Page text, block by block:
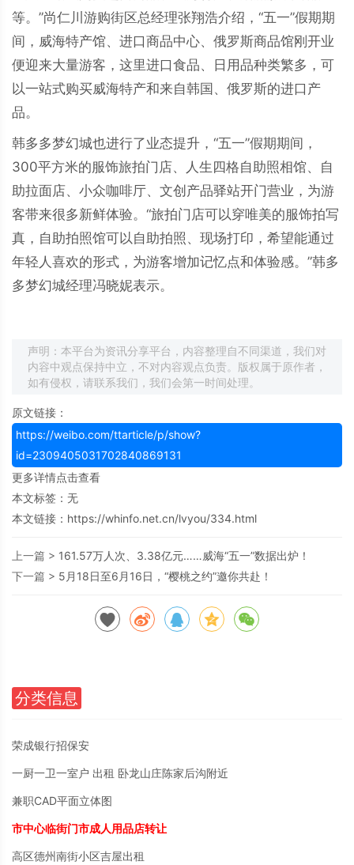
等。”尚仁川游购街区总经理张翔浩介绍，“五一”假期期
间，威海特产馆、进口商品中心、俄罗斯商品馆刚开业
便迎来大量游客，这里进口食品、日用品种类繁多，可
以一站式购买威海特产和来自韩国、俄罗斯的进口产
品。
韩多多梦幻城也进行了业态提升，“五一”假期期间，
300平方米的服饰旅拍门店、人生四格自助照相馆、自
助拉面店、小众咖啡厅、文创产品驿站开门营业，为游
客带来很多新鲜体验。“旅拍门店可以穿唯美的服饰拍写
真，自助拍照馆可以自助拍照、现场打印，希望能通过
年轻人喜欢的形式，为游客增加记忆点和体验感。”韩多
多梦幻城经理冯晓妮表示。
声明：本平台为资讯分享平台，内容整理自不同渠道，我们对
内容中观点保持中立，不对内容观点负责。版权属于原作者，
如有侵权，请联系我们，我们会第一时间处理。
原文链接：
https://weibo.com/ttarticle/p/show?
id=2309405031702840869131
更多详情点击查看
本文标签：无
本文链接： https://whinfo.net.cn/lvyou/334.html
上一篇 > 161.57万人次、3.38亿元……威海“五一”数据出炉！
下一篇 > 5月18日至6月16日，“樱桃之约”邀你共赴！
分类信息
荣成银行招保安
一厨一卫一室户 出租 卧龙山庄陈家后沟附近
兼职CAD平面立体图
市中心临街门市成人用品店转让
高区德州南街小区吉屋出租